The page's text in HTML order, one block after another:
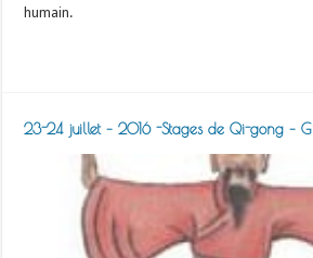
humain.
23-24 juillet – 2016 -Stages de Qi-gong –